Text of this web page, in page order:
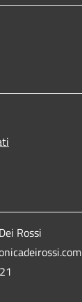
Rossi